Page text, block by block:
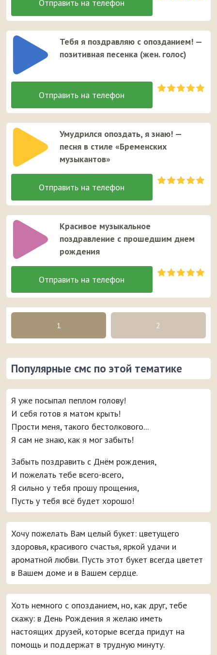
Тебя я поздравляю с опозданием! —
позитивная песенка (жен. голос)
Умудрился опоздать, я знаю! —
песня в стиле «Бременских
музыкантов»
Красивое музыкальное
поздравление с прошедшим днем
рождения
1 2
Популярные смс по этой тематике
Я уже посыпал пеплом голову!
И себя готов я матом крыть!
Прости меня, такого бестолкового...
Я сам не знаю, как я мог забыть!
Забыть поздравить с Днём рождения,
И пожелать тебе всего-всего,
Я сильно у тебя прошу прощения,
Пусть у тебя всё будет хорошо!
Хочу пожелать Вам целый букет: цветущего
здоровья, красивого счастья, яркой удачи и
ароматной любви. Пусть этот букет всегда цветет
в Вашем доме и в Вашем сердце.
Хоть немного с опозданием, но, как друг, тебе
скажу: в День Рождения я желаю иметь
настоящих друзей, которые всегда придут на
помощь и поддержат в трудную минуту.